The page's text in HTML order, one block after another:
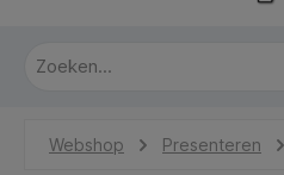
Webshop Presenteren